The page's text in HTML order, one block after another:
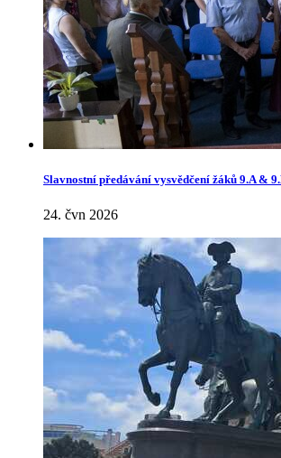
Slavnostní předávání vysvědčení žáků 9.A &
24. čvn 2026